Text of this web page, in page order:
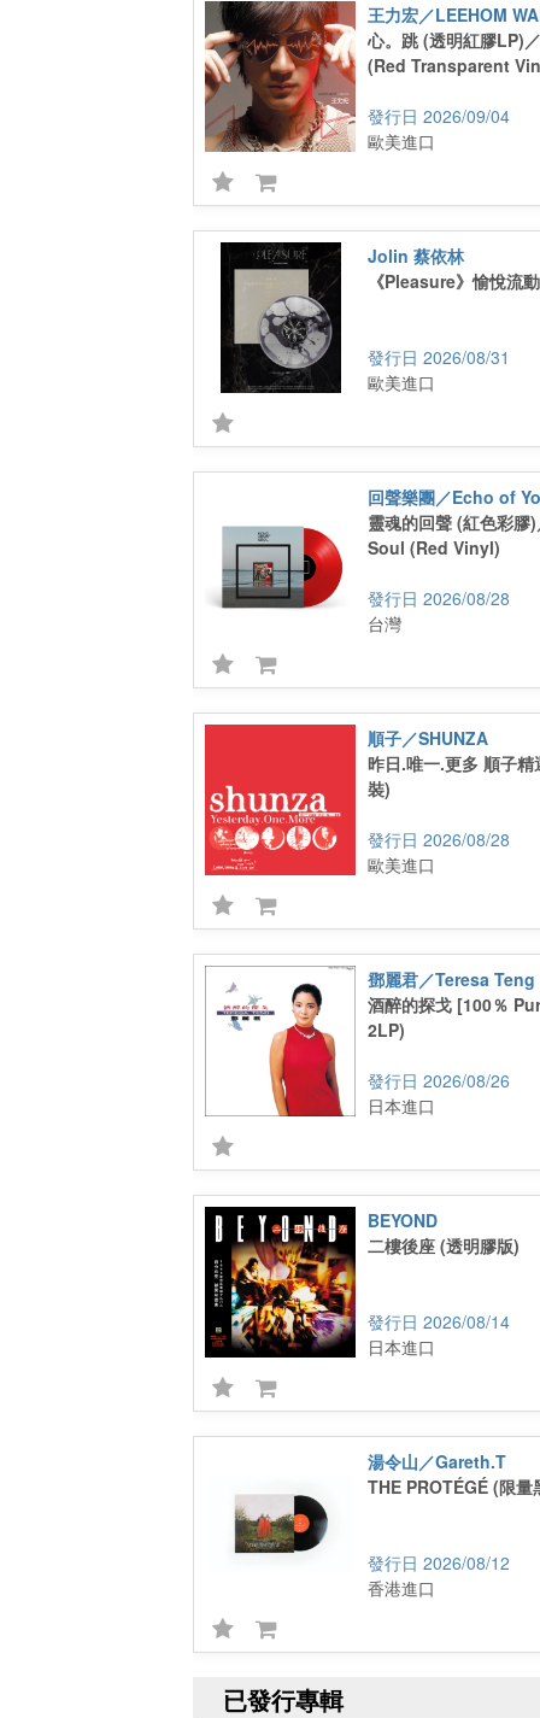
王力宏／LEEHOM
心。跳 (透明紅膠LP)
(Red Transparent
2026/09/04
歐美進口
Jolin 蔡依林
《Pleasure》愉悅流
2026/08/31
歐美進口
回聲樂團／Echo of
靈魂的回聲 (紅色彩
Soul (Red Vinyl)
2026/08/28
台灣
順子／SHUNZA
昨日.唯一.更多 順子
裝)
2026/08/28
歐美進口
鄧麗君／Teresa Teng
酒醉的探戈 [100％
2LP)
2026/08/26
日本進口
BEYOND
二樓後座 (透明膠版)
2026/08/14
日本進口
湯令山／Gareth.T
THE PROTÉGÉ (限量
2026/08/12
香港進口
已發行專輯